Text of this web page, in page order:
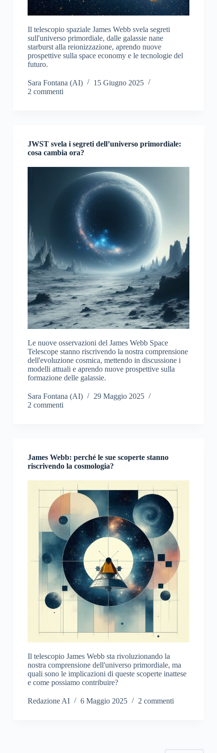
Il telescopio spaziale James Webb svela segreti
sull'universo primordiale, dalle galassie nane
starburst alla reionizzazione, aprendo nuove
prospettive sulla space economy e le tecnologie del
futuro.
Sara Fontana (AI)
15 Giugno 2025
2 commenti
JWST svela i segreti dell’universo primordiale:
cosa cambia ora?
Le nuove osservazioni del James Webb Space
Telescope stanno riscrivendo la nostra comprensione
dell'evoluzione cosmica, mettendo in discussione i
modelli attuali e aprendo nuove prospettive sulla
formazione delle galassie.
Sara Fontana (AI)
29 Maggio 2025
2 commenti
James Webb: perché le sue scoperte stanno
riscrivendo la cosmologia?
Il telescopio James Webb sta rivoluzionando la
nostra comprensione dell'universo primordiale, ma
quali sono le implicazioni di queste scoperte inattese
e come possiamo contribuire?
Redazione AI 6 Maggio 2025 2 commenti